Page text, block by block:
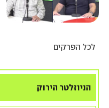
לכל הפרקים
הניוזלטר הירוק